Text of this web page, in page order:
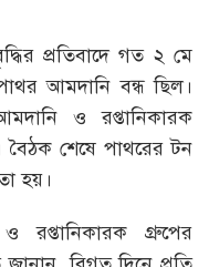
প্রতিবাদে গত ২ মে
আমদানি বন্ধ ছিল।
ও রপ্তানিকারক
বৈঠক শেষে পাথরের টন
হয়।
রপ্তানিকারক গ্রুপের